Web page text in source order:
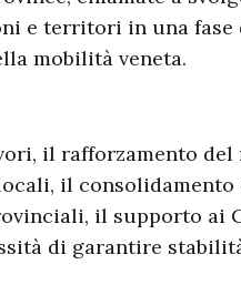
e territori in una fase
mobilità veneta.
il rafforzamento del
il consolidamento
il supporto ai
di garantire